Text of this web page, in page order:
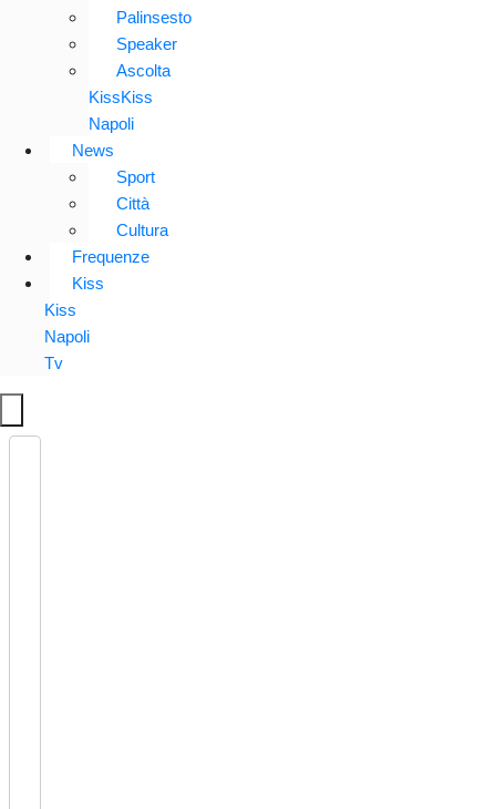
Palinsesto
Speaker
Ascolta
KissKiss
Napoli
News
Sport
Città
Cultura
Frequenze
Kiss
Kiss
Napoli
Tv